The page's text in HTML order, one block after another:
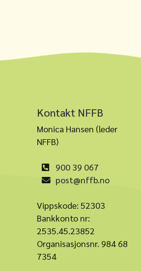
Kontakt NFFB
Monica Hansen (leder
NFFB)
900 39 067
post@nffb.no
Vippskode: 52303
Bankkonto nr:
2535.45.23852
Organisasjonsnr. 984 68
7354